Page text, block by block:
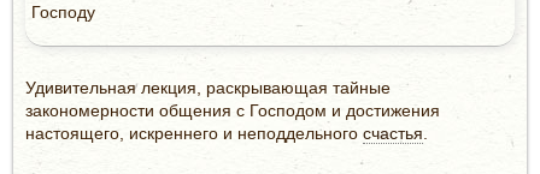
Господу
Удивительная лекция, раскрывающая тайные
закономерности общения с Господом и достижения
настоящего, искреннего и неподдельного счастья